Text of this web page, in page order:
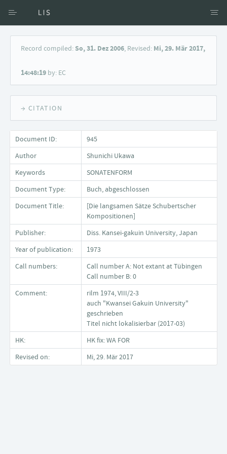
Access via Author
Keyword Search
Record compiled:So, 31. Dez 2006, Revised: Mi, 29. Mär 2017,
14:48:19 by: EC
→ CITATION
Document ID:
945
Author
Shunichi Ukawa
Keywords
SONATENFORM
Document Type:
Buch, abgeschlossen
Document Title:
[Die langsamen Sätze Schubertscher
Kompositionen]
Publisher:
Diss. Kansei-gakuin University, Japan
Year of publication:
1973
Call numbers:
Call number A: Not extant at Tübingen
Call number B: 0
Comment:
rilm 1974, VIII/2-3
auch "Kwansei Gakuin University"
geschrieben
Titel nicht lokalisierbar (2017-03)
HK:
HK fix: WA FOR
Revised on:
Mi, 29. Mär 2017